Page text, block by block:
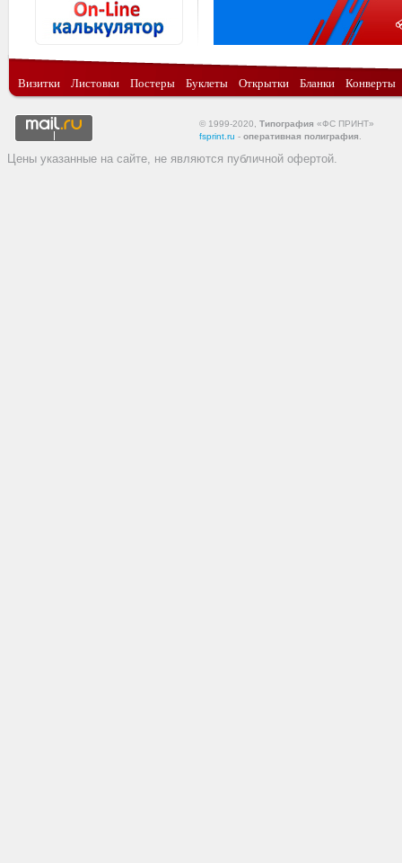
Визитки Листовки Постеры Буклеты Открытки Бланки Конверты
© 1999-2020, Типография «ФС ПРИНТ»
fsprint.ru - оперативная полиграфия
Цены указанные на сайте, не являются публичной офертой.